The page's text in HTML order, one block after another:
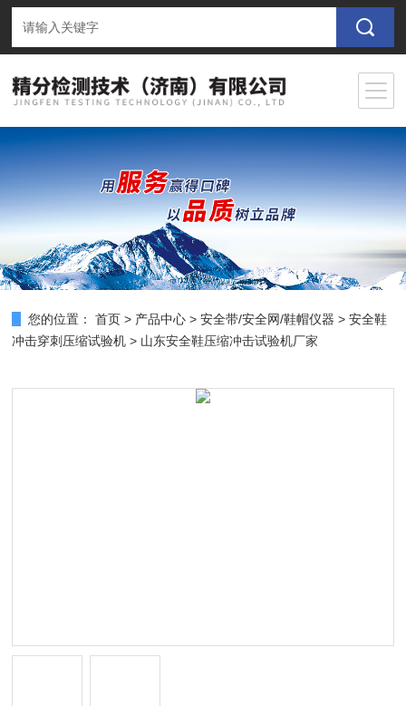
您的位置： 首页 > 产品中心 >安全带/安全网/鞋帽仪器 >安全鞋
冲击穿刺压缩试验机 > 山东安全鞋压缩冲击试验机厂家